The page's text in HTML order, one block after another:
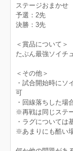
ステージおまかせ
予選：2先
決勝：3先
＜賞品について＞
たぶん最強ソイチ
＜その他＞
・試合開始時にソ
可
・回線落ちした場
※再戦は同じステ
・ラグについては
※あまりにも酷い